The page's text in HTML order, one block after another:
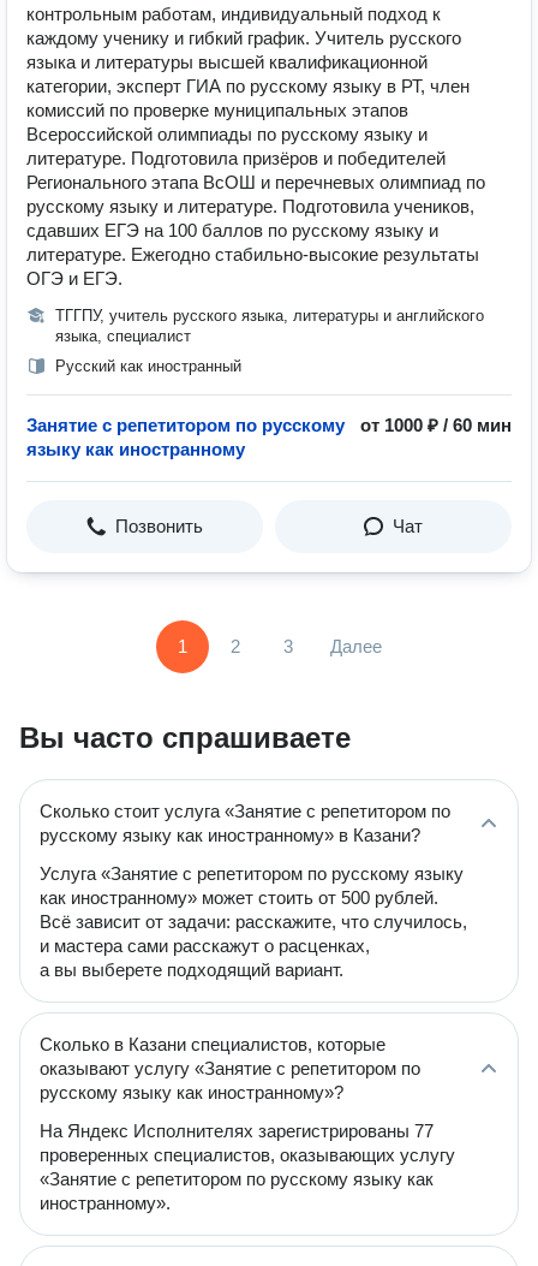
контрольным работам, индивидуальный подход к
каждому ученику и гибкий график. Учитель русского
языка и литературы высшей квалификационной
категории, эксперт ГИА по русскому языку в РТ, член
комиссий по проверке муниципальных этапов
Всероссийской олимпиады по русскому языку и
литературе. Подготовила призёров и победителей
Регионального этапа ВсОШ и перечневых олимпиад по
русскому языку и литературе. Подготовила учеников,
сдавших ЕГЭ на 100 баллов по русскому языку и
литературе. Ежегодно стабильно-высокие результаты
ОГЭ и ЕГЭ.
ТГГПУ, учитель русского языка, литературы и английского
языка, специалист
Русский как иностранный
Занятие с репетитором по русскому
языку как иностранному
от 1000 ₽ / 60 мин
Позвонить Чат
1 2 3 Далее
Вы часто спрашиваете
Сколько стоит услуга «Занятие с репетитором по
русскому языку как иностранному» в Казани?
Услуга «Занятие с репетитором по русскому языку
как иностранному» может стоить от 500 рублей.
Всё зависит от задачи: расскажите, что случилось,
и мастера сами расскажут о расценках,
а вы выберете подходящий вариант.
Сколько в Казани специалистов, которые
оказывают услугу «Занятие с репетитором по
русскому языку как иностранному»?
На Яндекс Исполнителях зарегистрированы 77
проверенных специалистов, оказывающих услугу
«Занятие с репетитором по русскому языку как
иностранному».